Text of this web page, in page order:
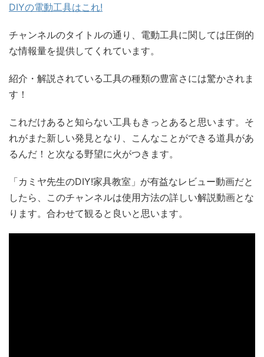
DIYの電動工具はこれ!
チャンネルのタイトルの通り、電動工具に関しては圧倒的
な情報量を提供してくれています。
紹介・解説されている工具の種類の豊富さには驚かされま
す！
これだけあると知らない工具もきっとあると思います。そ
れがまた新しい発見となり、こんなことができる道具があ
るんだ！と次なる野望に火がつきます。
「カミヤ先生のDIY!家具教室」が有益なレビュー動画だと
したら、このチャンネルは使用方法の詳しい解説動画とな
ります。合わせて観ると良いと思います。